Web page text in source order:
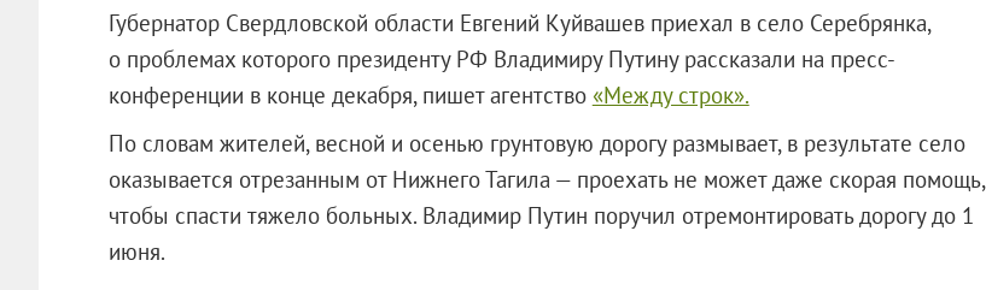
Губернатор Свердловской области Евгений Куйвашев приехал в село Серебрянка,
о проблемах которого президенту РФ Владимиру Путину рассказали на пресс-
конференции в конце декабря, пишет агентство «Между строк».
По словам жителей, весной и осенью грунтовую дорогу размывает, в результате село
оказывается отрезанным от Нижнего Тагила — проехать не может даже скорая помощь,
чтобы спасти тяжело больных. Владимир Путин поручил отремонтировать дорогу до 1
июня.